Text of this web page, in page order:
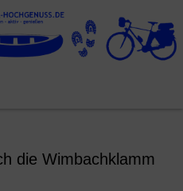
die Wimbachklamm